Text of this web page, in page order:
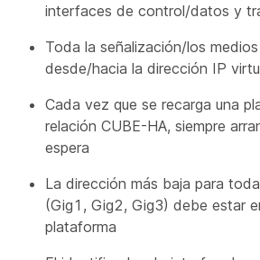
interfaces de control/datos y
Toda la señalización/los
desde/hacia la dirección IP
Cada vez que se recarga una
relación CUBE-HA, siempre
espera
La dirección más baja para
(Gig1, Gig2, Gig3) debe estar
plataforma